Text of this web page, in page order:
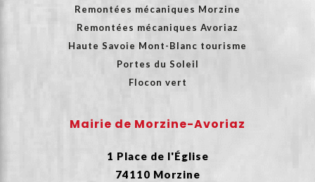
Remontées mécaniques Morzine
Remontées mécaniques Avoriaz
Haute Savoie Mont-Blanc tourisme
Portes du Soleil
Flocon vert
Mairie de Morzine-Avoriaz
1 Place de l'Église
74110 Morzine